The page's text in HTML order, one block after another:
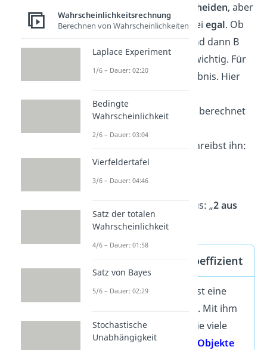
unterscheiden, aber
dieReihenfolgeist dir dabeiegal. Ob
du zuerst Kugel A ziehst und dann B
oder andersrum, ist nicht wichtig. Für
dich zählt nur das Endergebnis. Hier
Binomialkoeffizienten. Der berechnet
und du schreibst ihn:
Du sprichst das dann so aus: „2 aus
” oder „3 über 2”.
Definition Binomialkoeffizient
Der Binomialkoeffizient ist eine
mathematische Funktion. Mit ihm
kannst du bestimmen, wie viele
Möglichkeitenes gibt,
k Objekte
Wahrscheinlichkeitsrechnung
Berechnen von Wahrscheinlichkeiten
Laplace Experiment
1/6 – Dauer: 02:20
Bedingte
Wahrscheinlichkeit
2/6 – Dauer: 03:04
Vierfeldertafel
3/6 – Dauer: 04:46
Satz der totalen
Wahrscheinlichkeit
4/6 – Dauer: 01:58
Satz von Bayes
5/6 – Dauer: 02:29
Stochastische
Unabhängigkeit